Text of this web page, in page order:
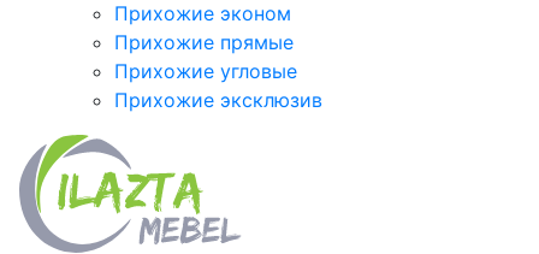
Прихожие эконом
Прихожие прямые
Прихожие угловые
Прихожие эксклюзив